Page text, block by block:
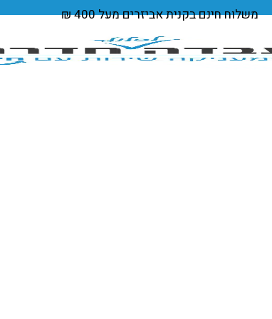
משלוח חינםבקנית אביזרים מעל 400 ₪